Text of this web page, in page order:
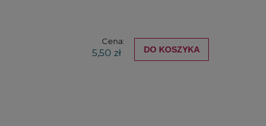
Cena:
5,50 zł DO KOSZYKA